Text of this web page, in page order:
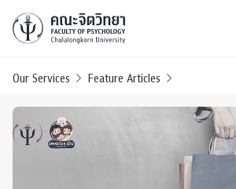
Our Services Feature Articles